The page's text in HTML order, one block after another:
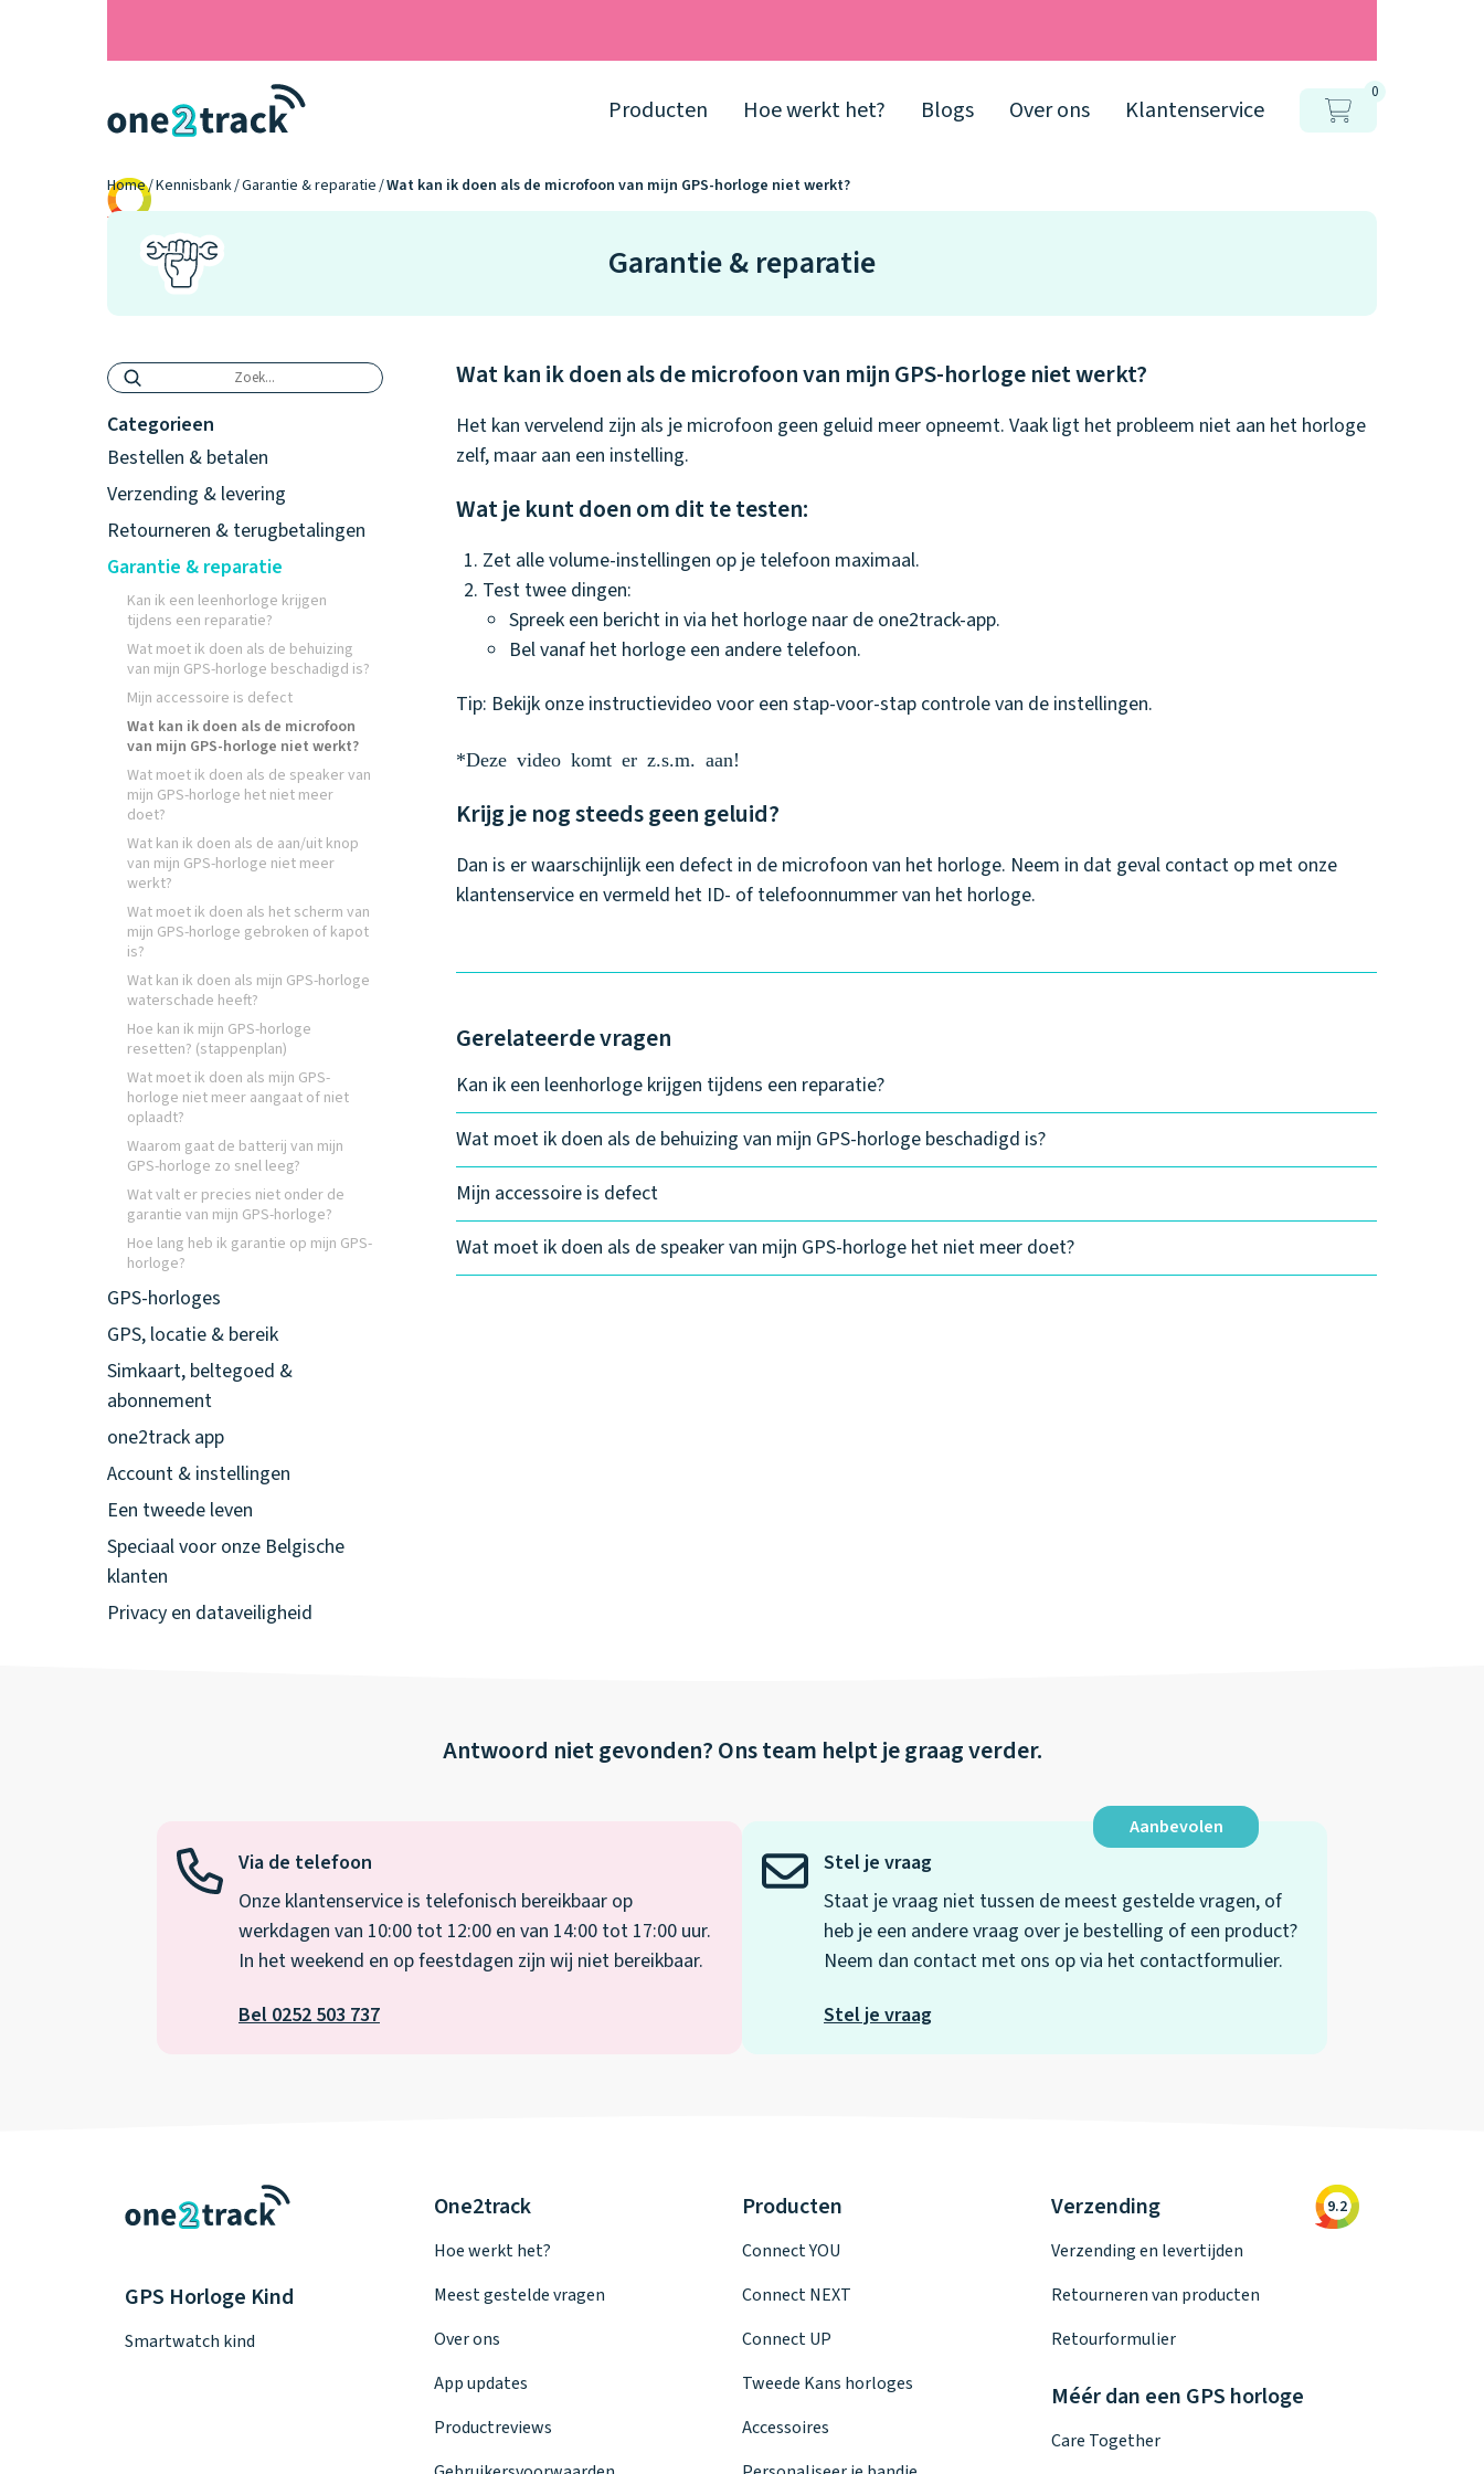
Producten Hoe werkt het? Blogs Over ons Klantenservice
0
Home Kennisbank Garantie & reparatie Wat kan ik doen als de microfoon van mijn GPS-horloge niet werkt?
Garantie & reparatie
Categorieen
Bestellen & betalen
Verzending & levering
Retourneren & terugbetalingen
Garantie & reparatie
Kan ik een leenhorloge krijgen
tijdens een reparatie?
Wat moet ik doen als de behuizing
van mijn GPS-horloge beschadigd is?
Mijn accessoire is defect
Wat kan ik doen als de microfoon
van mijn GPS-horloge niet werkt?
Wat moet ik doen als de speaker van
mijn GPS-horloge het niet meer
doet?
Wat kan ik doen als de aan/uit knop
van mijn GPS-horloge niet meer
werkt?
Wat moet ik doen als het scherm van
mijn GPS-horloge gebroken of kapot
is?
Wat kan ik doen als mijn GPS-horloge
waterschade heeft?
Hoe kan ik mijn GPS-horloge
resetten? (stappenplan)
Wat moet ik doen als mijn GPS-
horloge niet meer aangaat of niet
oplaadt?
Waarom gaat de batterij van mijn
GPS-horloge zo snel leeg?
Wat valt er precies niet onder de
garantie van mijn GPS-horloge?
Hoe lang heb ik garantie op mijn GPS-
horloge?
GPS-horloges
GPS, locatie & bereik
Simkaart, beltegoed &
abonnement
one2track app
Account & instellingen
Een tweede leven
Speciaal voor onze Belgische
klanten
Privacy en dataveiligheid
Wat kan ik doen als de microfoon van mijn GPS-horloge niet werkt?
Het kan vervelend zijn als je microfoon geen geluid meer opneemt. Vaak ligt het probleem niet aan het horloge
zelf, maar aan een instelling.
Wat je kunt doen om dit te testen:
Zet alle volume-instellingen op je telefoon maximaal.
Test twee dingen:
Spreek een bericht in via het horloge naar de one2track-app.
Bel vanaf het horloge een andere telefoon.
Tip: Bekijk onze instructievideo voor een stap-voor-stap controle van de instellingen.
*Deze video komt er z.s.m. aan!
Krijg je nog steeds geen geluid?
Dan is er waarschijnlijk een defect in de microfoon van het horloge. Neem in dat geval contact op met onze
klantenservice en vermeld het ID- of telefoonnummer van het horloge.
Gerelateerde vragen
Kan ik een leenhorloge krijgen tijdens een reparatie?
Wat moet ik doen als de behuizing van mijn GPS-horloge beschadigd is?
Mijn accessoire is defect
Wat moet ik doen als de speaker van mijn GPS-horloge het niet meer doet?
Antwoord niet gevonden?Ons team helpt je graag verder.
Via de telefoon
Onze klantenservice is telefonisch bereikbaar op
werkdagen van 10:00 tot 12:00 en van 14:00 tot 17:00 uur.
In het weekend en op feestdagen zijn wij niet bereikbaar.
Bel 0252 503 737
Aanbevolen
Stel je vraag
Staat je vraag niet tussen de meest gestelde vragen, of
heb je een andere vraag over je bestelling of een product?
Neem dan contact met ons op via het contactformulier.
Stel je vraag
GPS Horloge Kind
Smartwatch kind
One2track
Hoe werkt het?
Meest gestelde vragen
Over ons
App updates
Productreviews
Producten
Connect YOU
Connect NEXT
Connect UP
Tweede Kans horloges
Accessoires
Verzending
Verzending en levertijden
Retourneren van producten
Retourformulier
Méér dan een GPS horloge
Care Together
9.2